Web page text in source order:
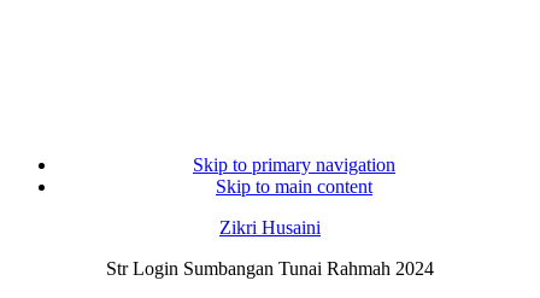
Skip to primary navigation
Skip to main content
Zikri Husaini
Str Login Sumbangan Tunai Rahmah 2024